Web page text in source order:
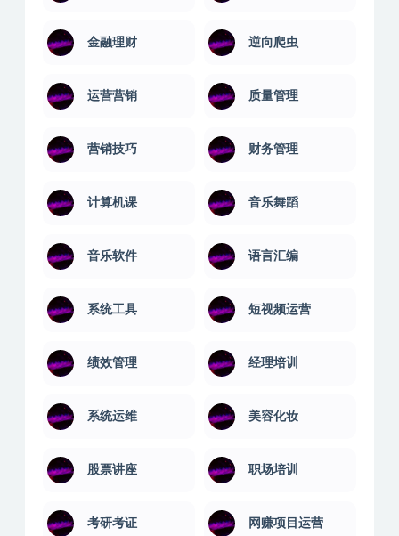
金融理财 逆向爬虫
运营营销 质量管理
营销技巧 财务管理
计算机课 音乐舞蹈
音乐软件 语言汇编
系统工具 短视频运营
绩效管理 经理培训
系统运维 美容化妆
股票讲座 职场培训
考研考证 网赚项目运营